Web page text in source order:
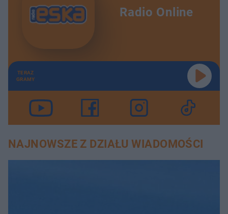
Radio Online
TERAZ
GRAMY
NAJNOWSZE Z DZIAŁU WIADOMOŚCI